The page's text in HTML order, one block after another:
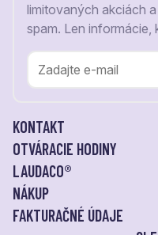
limitovaných akciách
spam. Len informácie,
KONTAKT
OTVÁRACIE HODINY
LAUDACO®
NÁKUP
FAKTURAČNÉ ÚDAJE